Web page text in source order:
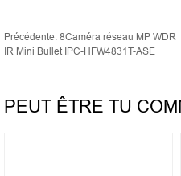
Précédente: 8Caméra réseau MP WDR
IR Mini Bullet IPC-HFW4831T-ASE
PEUT ÊTRE TU